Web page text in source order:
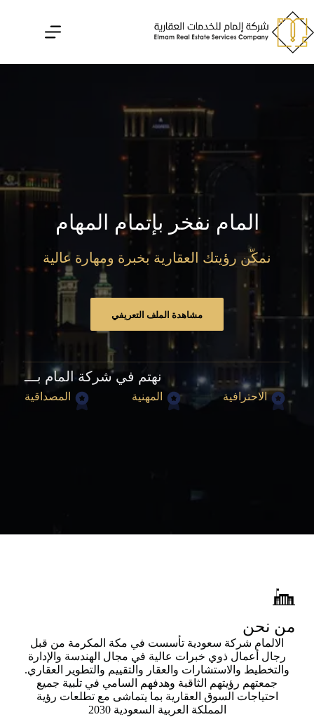
إلى
المحتوى
المام نفخر بإتمام المهام
نمكّن رؤيتك العقارية بخبرة ومهارة عالية
مشاهدة الملف التعريفي
نهتم في شركة المام بـــ
الاحترافية المهنية المصداقية
من نحن
الالمام شركة سعودية تأسست في مكة المكرمة من قبل
رجال أعمال ذوي خبرات عالية في مجال الهندسة والإدارة
والتخطيط والاستشارات والعقار والتقييم والتطوير العقاري.
جمعتهم رؤيتهم الثاقبة وهدفهم السامي في تلبية جميع
احتياجات السوق العقارية بما يتماشى مع تطلعات رؤية
المملكة العربية السعودية 2030